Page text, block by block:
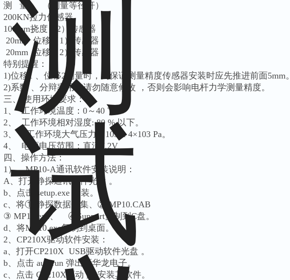
测 量2 （测量等径杆）
200KN拉力传感器
100mm挠度（2）传感器
20mm 位移（1）传感器
20mm 位移（2）传感器
特别提醒：
1)位移1 、位移2测量时，为保证测量精度传感器安装时应先推进前面5mm。
2)系数 、分辩率用户请勿随意修改 ，否则会影响电杆力学测量精度。
三、 使用环境要求：
1、 工作环境温度：0～40 ℃。
2、 工作环境相对湿度: 80 % 以下。
3、 工作环境大气压力：105 ± 4×103 Pa。
4、 电源电压范围：直流7.2V
四、操作方法：
1）、MP10-A通讯软件安装说明：
A、打开静探通讯软件光盘 。
b、点击 setup.exe 安装。
c、将① 静探数据采集、② MP10.CAB
③ MP10.exe、 ④Support复制到C盘。
d、将MP10.exe复制到桌面。
2、CP210X驱动软件安装：
a、打开CP210X USB驱动软件光盘 。
b、点击 autorun 弹出新华龙电子。
c、点击 CP210X驱动 ,并安装其软件。